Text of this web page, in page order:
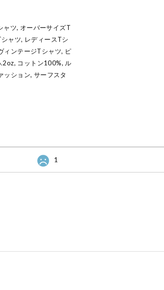
ャツ, オーバーサイズT
ャツ, レディースTシ
ィンテージTシャツ, ピ
コットン100%, ル
ッション, サーフスタ
1